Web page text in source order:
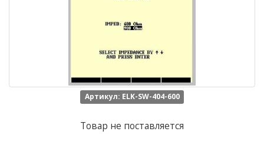
Артикул: ELK-SW-404-600
Товар не поставляется